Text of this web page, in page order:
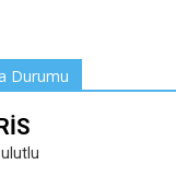
Durumu